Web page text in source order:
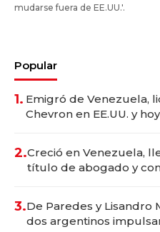
mudarse fuera de EE.UU.'.
Popular
1. Emigró de Venezuela,
Chevron en EE.UU. y
2.Creció en Venezuela,
título de abogado y
3.De Paredes y Lisandro
dos argentinos